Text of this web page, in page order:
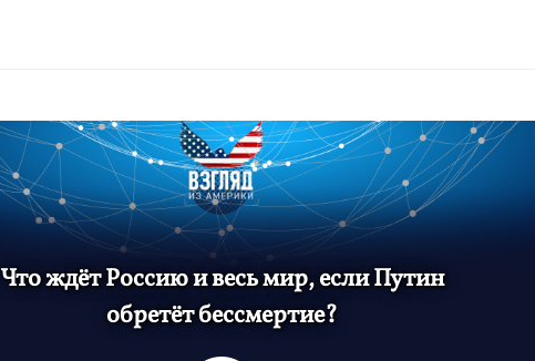
Что ждёт Россию и весь мир, если Путин
обретёт бессмертие?